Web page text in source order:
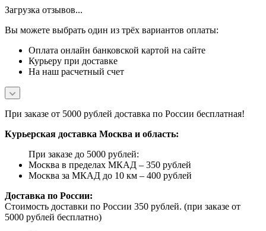
Загрузка отзывов...
Вы можете выбрать один из трёх вариантов оплаты:
Оплата онлайн банковской картой на сайте
Курьеру при доставке
На наш расчетный счет
При заказе от 5000 рублей доставка по России бесплатная!
Курьерская доставка Москва и область:
При заказе до 5000 рублей:
Москва в пределах МКАД – 350 рублей
Москва за МКАД до 10 км – 400 рублей
Доставка по России:
Стоимость доставки по России 350 рублей. (при заказе от
5000 рублей бесплатно)